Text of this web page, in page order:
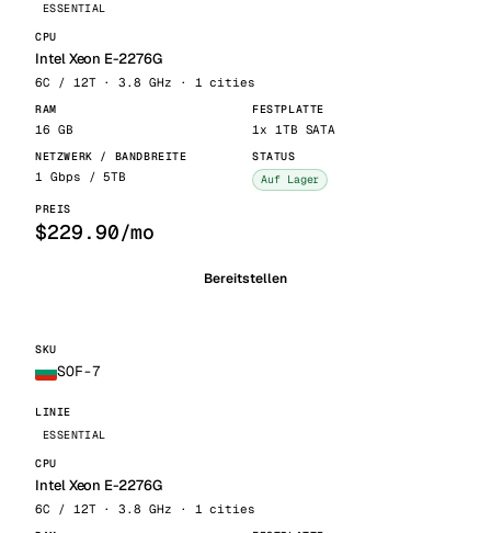
ESSENTIAL
Intel Xeon E-2276G
6C / 12T · 3.8 GHz · 1 cities
16 GB 1x 1TB SATA
1 Gbps / 5TB Auf Lager
$229.90/mo
Bereitstellen
SOF-7
ESSENTIAL
Intel Xeon E-2276G
6C / 12T · 3.8 GHz · 1 cities